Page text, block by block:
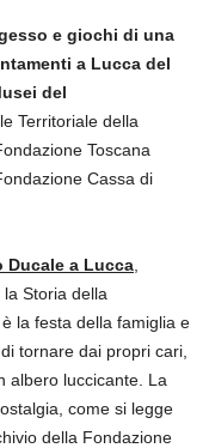
e giochi di una
a Lucca del
del
Territoriale della
Toscana
Cassa di
Ducale a Lucca
Storia della
la festa della famiglia e
tornare dai propri cari,
albero luccicante. La
come si legge
della Fondazione